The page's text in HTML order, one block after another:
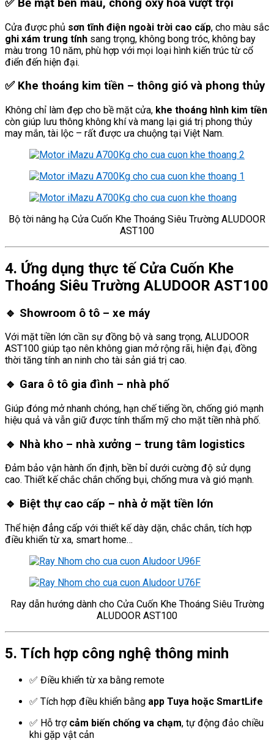
✅ Bề mặt bền màu, chống oxy hóa vượt trội
Cửa được phủ sơn tĩnh điện ngoài trời cao cấp, cho màu sắc
ghi xám trung tính sang trọng, không bong tróc, không bay
màu trong 10 năm, phù hợp với mọi loại hình kiến trúc từ cổ
điển đến hiện đại.
✅ Khe thoáng kim tiền – thông gió và phong thủy
Không chỉ làm đẹp cho bề mặt cửa, khe thoáng hình kim tiền
còn giúp lưu thông không khí và mang lại giá trị phong thủy
may mắn, tài lộc – rất được ưa chuộng tại Việt Nam.
Bộ tời nâng hạ Cửa Cuốn Khe Thoáng Siêu Trường ALUDOOR
AST100
4. Ứng dụng thực tế Cửa Cuốn Khe
Thoáng Siêu Trường ALUDOOR AST100
🔹 Showroom ô tô – xe máy
Với mặt tiền lớn cần sự đồng bộ và sang trọng, ALUDOOR
AST100 giúp tạo nên không gian mở rộng rãi, hiện đại, đồng
thời tăng tính an ninh cho tài sản giá trị cao.
🔹 Gara ô tô gia đình – nhà phố
Giúp đóng mở nhanh chóng, hạn chế tiếng ồn, chống gió mạnh
hiệu quả và vẫn giữ được tính thẩm mỹ cho mặt tiền nhà phố.
🔹 Nhà kho – nhà xưởng – trung tâm logistics
Đảm bảo vận hành ổn định, bền bỉ dưới cường độ sử dụng
cao. Thiết kế chắc chắn chống bụi, chống mưa và gió mạnh.
🔹 Biệt thự cao cấp – nhà ở mặt tiền lớn
Thể hiện đẳng cấp với thiết kế dày dặn, chắc chắn, tích hợp
điều khiển từ xa, smart home…
Ray dẫn hướng dành cho Cửa Cuốn Khe Thoáng Siêu Trường
ALUDOOR AST100
5. Tích hợp công nghệ thông minh
✅ Điều khiển từ xa bằng remote
✅ Tích hợp điều khiển bằng app Tuya hoặc SmartLife
✅ Hỗ trợ cảm biến chống va chạm, tự động đảo chiều
khi gặp vật cản